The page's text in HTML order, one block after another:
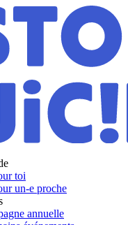
toi
un-e proche
annuelle